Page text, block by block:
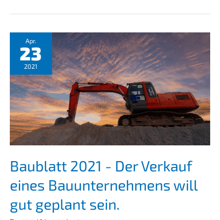
te
Unter­
neh­
mens­
be­
wer­
tun­
gen
Nachfol­
gen
verhindern
Apr.
23
2021
Baublatt 2021 - Der Verkauf
eines Bauun­ter­neh­mens will
gut geplant sein.